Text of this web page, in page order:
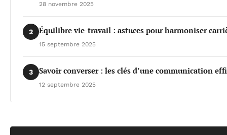
28 novembre 2025
2 Équilibre vie-travail : astuces pour harmoniser
15 septembre 2025
3 Savoir converser : les clés d’une communication
12 septembre 2025